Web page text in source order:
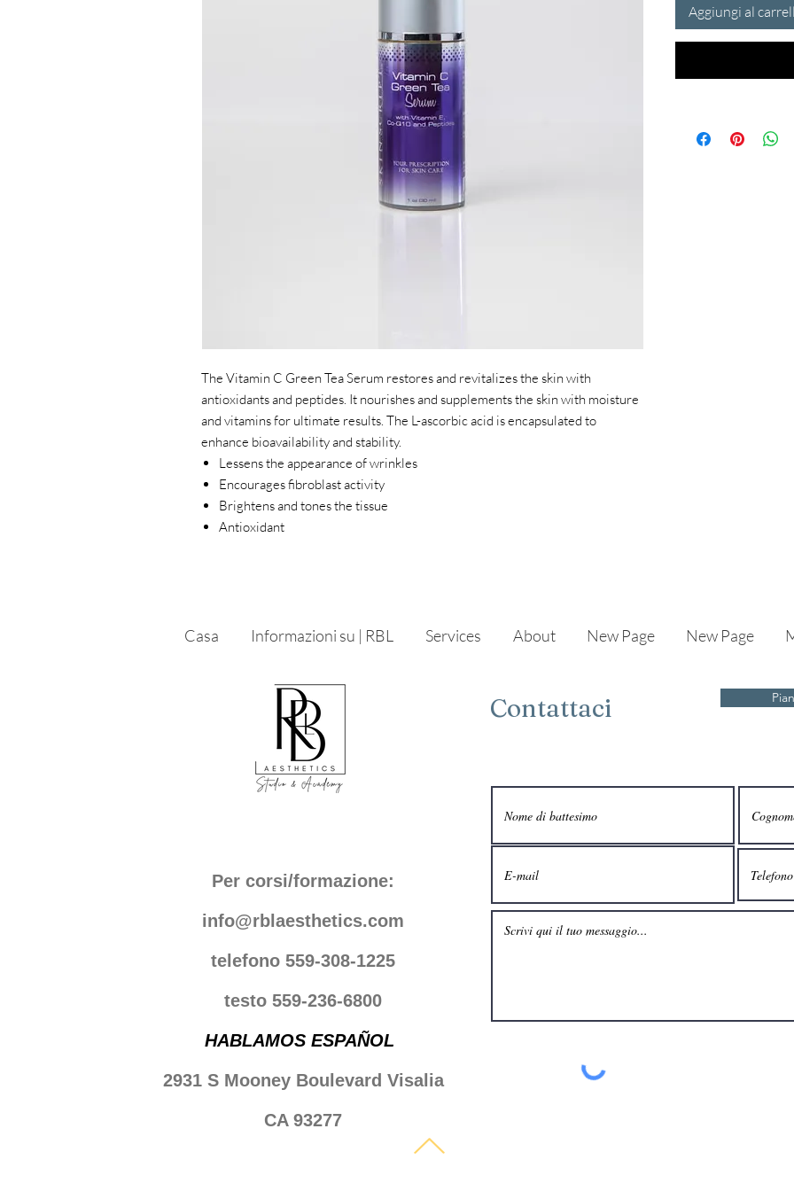
The Vitamin C Green Tea Serum restores and revitalizes the skin with
antioxidants and peptides. It nourishes and supplements the skin with moisture
and vitamins for ultimate results. The L-ascorbic acid is encapsulated to
enhance bioavailability and stability.
Lessens the appearance of wrinkles
Encourages fibroblast activity
Brightens and tones the tissue
Antioxidant
Aggiungi al
Casa Informazioni su | RBL Services About New Page New Page
Per corsi/formazione:
info@rblaesthetics.com
telefono 559-308-1225
testo 559-236-6800
HABLAMOS ESPAÑOL
2931 S Mooney Boulevard Visalia
CA 93277
Contattaci